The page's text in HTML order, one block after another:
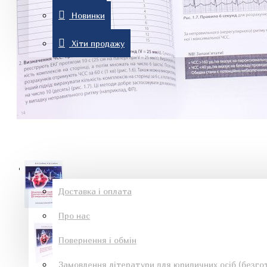
Комп'ютерна література
Новинки
Хіти продажу
Знижки
Інформація
Доставка і оплата
Про нас
Повернення і обмін
Замовлення літератури для юридичних осіб